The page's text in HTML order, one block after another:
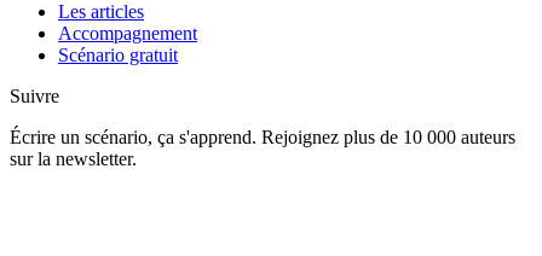
Les articles
Accompagnement
Scénario gratuit
Suivre
Écrire un scénario, ça s'apprend. Rejoignez plus de 10 000 auteurs
sur la newsletter.